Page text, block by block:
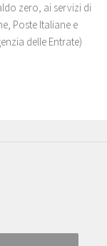
zero, ai servizi di
Poste Italiane e
delle Entrate)